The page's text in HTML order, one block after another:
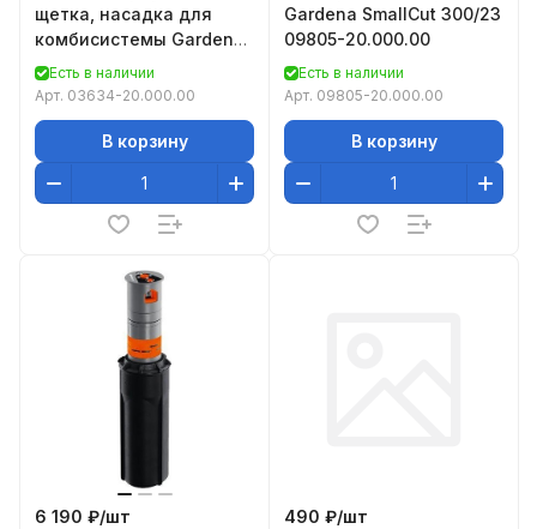
щетка, насадка для
комбисистемы Gardena
03634-20.000.00
Есть в наличии
Арт. 03634-20.000.00
В корзину
Gardena SmallCut 300/23
09805-20.000.00
Есть в наличии
Арт. 09805-20.000.00
В корзину
6 190 ₽/шт
490 ₽/шт